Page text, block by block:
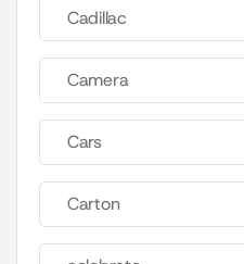
Cadillac
Camera
Cars
Carton